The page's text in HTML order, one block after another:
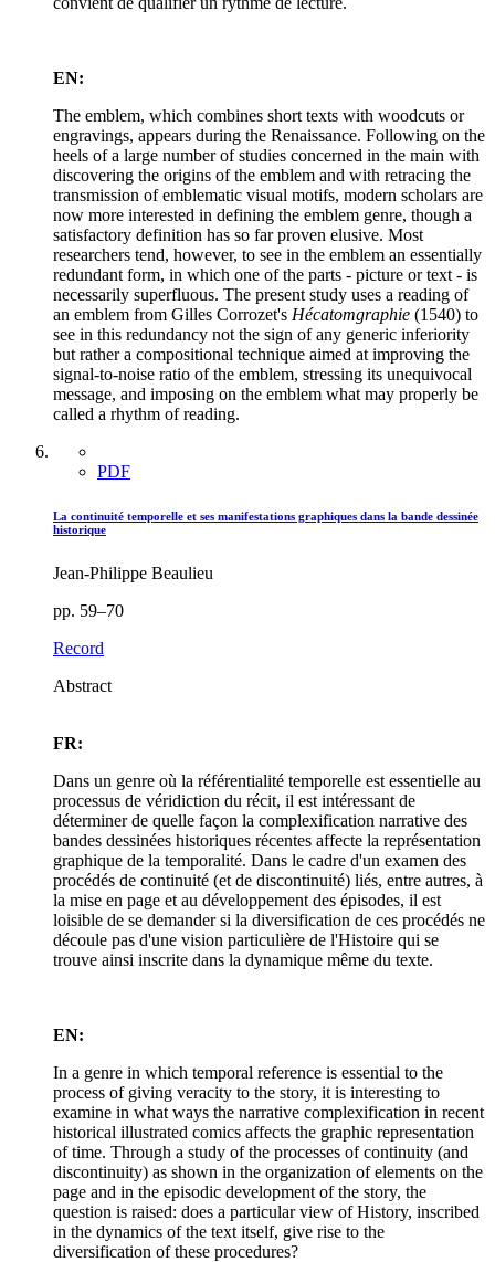
EN:
The emblem, which combines short texts with woodcuts or
engravings, appears during the Renaissance. Following on the
heels of a large number of studies concerned in the main with
discovering the origins of the emblem and with retracing the
transmission of emblematic visual motifs, modern scholars are
now more interested in defining the emblem genre, though a
satisfactory definition has so far proven elusive. Most
researchers tend, however, to see in the emblem an essentially
redundant form, in which one of the parts - picture or text - is
necessarily superfluous. The present study uses a reading of
an emblem from Gilles Corrozet's Hécatomgraphie (1540) to
see in this redundancy not the sign of any generic inferiority
but rather a compositional technique aimed at improving the
signal-to-noise ratio of the emblem, stressing its unequivocal
message, and imposing on the emblem what may properly be
called a rhythm of reading.
PDF
La continuité temporelle et ses manifestations graphiques dans la bande dessinée
historique
Jean-Philippe Beaulieu
pp. 59–70
Record
Abstract
FR:
Dans un genre où la référentialité temporelle est essentielle au
processus de véridiction du récit, il est intéressant de
déterminer de quelle façon la complexification narrative des
bandes dessinées historiques récentes affecte la représentation
graphique de la temporalité. Dans le cadre d'un examen des
procédés de continuité (et de discontinuité) liés, entre autres, à
la mise en page et au développement des épisodes, il est
loisible de se demander si la diversification de ces procédés ne
découle pas d'une vision particulière de l'Histoire qui se
trouve ainsi inscrite dans la dynamique même du texte.
EN:
In a genre in which temporal reference is essential to the
process of giving veracity to the story, it is interesting to
examine in what ways the narrative complexification in recent
historical illustrated comics affects the graphic representation
of time. Through a study of the processes of continuity (and
discontinuity) as shown in the organization of elements on the
page and in the episodic development of the story, the
question is raised: does a particular view of History, inscribed
in the dynamics of the text itself, give rise to the
diversification of these procedures?